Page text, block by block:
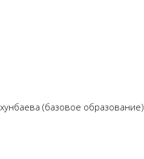
(базовое образование)